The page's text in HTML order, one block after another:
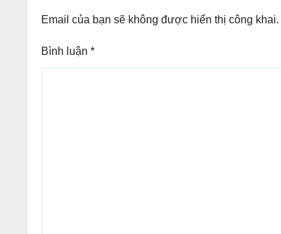
Email của bạn sẽ không được hiển thị công khai.
Bình luận *